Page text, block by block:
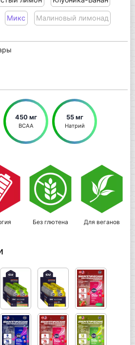
Микс Малиновый лимонад
450 мг
BCAA
55 мг
Натрий
Без глютена Для веганов